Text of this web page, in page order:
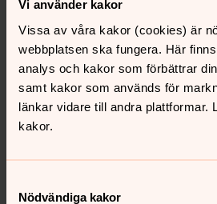
Vi använder kakor
Vissa av våra kakor (cookies) är
webbplatsen ska fungera. Här
analys och kakor som förbättrar
samt kakor som används för
länkar vidare till andra plattformar.
kakor.
Nödvändiga kakor
Följ oss gärna i
Facebook
Här hittar du nyheter,
verksamheten och påminnelser
dialog.
Instagram